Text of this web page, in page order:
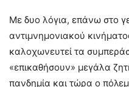
Με δυο λόγια, επάνω στο
αντιμνημονιακού
καλοχωνευτεί τα
«επικαθήσουν» μεγάλα
πανδημία και τώρα ο